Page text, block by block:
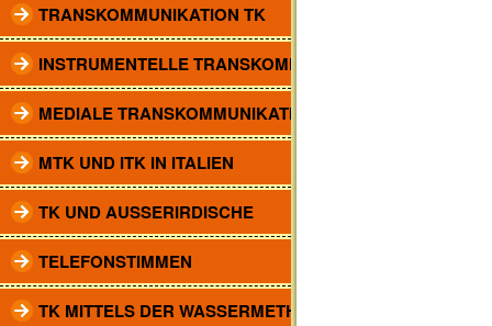
TRANSKOMMUNIKATION TK
INSTRUMENTELLE TRANSKOMM.
MEDIALE TRANSKOMMUNIKATION
MTK UND ITK IN ITALIEN
TK UND AUSSERIRDISCHE
TELEFONSTIMMEN
TK MITTELS DER WASSERMETHODE